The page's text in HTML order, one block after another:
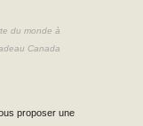
du monde à
Canada
proposer une